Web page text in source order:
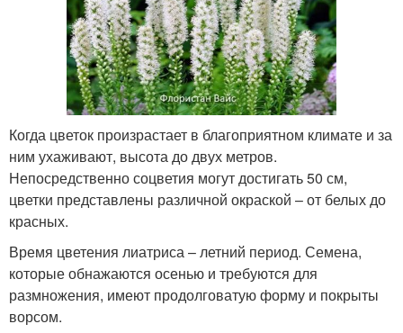
Когда цветок произрастает в благоприятном климате и за
ним ухаживают, высота до двух метров.
Непосредственно соцветия могут достигать 50 см,
цветки представлены различной окраской – от белых до
красных.
Время цветения лиатриса – летний период. Семена,
которые обнажаются осенью и требуются для
размножения, имеют продолговатую форму и покрыты
ворсом.